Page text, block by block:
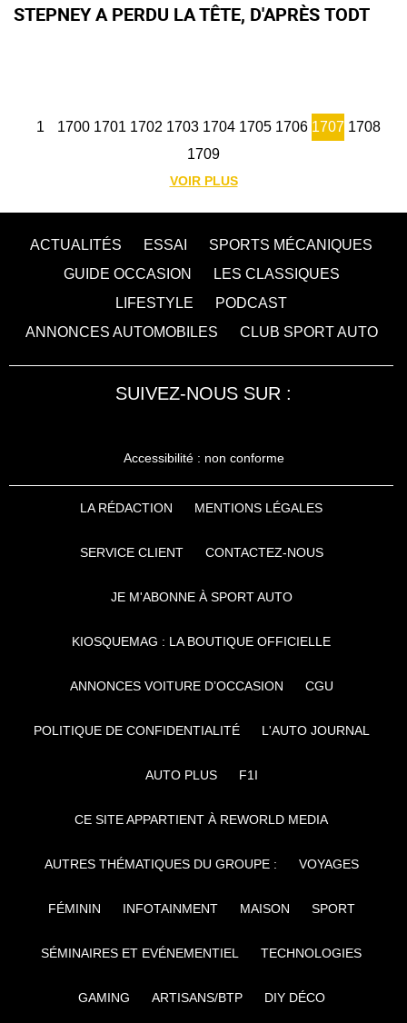
STEPNEY A PERDU LA TÊTE, D'APRÈS TODT
1 1700 1701 1702 1703 1704 1705 1706 1707 1708
1709
VOIR PLUS
ACTUALITÉS ESSAI
SPORTS MÉCANIQUES
GUIDE OCCASION
LES CLASSIQUES
LIFESTYLE
PODCAST
ANNONCES AUTOMOBILES
CLUB SPORT AUTO
SUIVEZ-NOUS SUR :
Accessibilité : non conforme
LA RÉDACTION MENTIONS LÉGALES
SERVICE CLIENT CONTACTEZ-NOUS
JE M'ABONNE À SPORT AUTO
KIOSQUEMAG : LA BOUTIQUE OFFICIELLE
ANNONCES VOITURE D’OCCASION CGU
POLITIQUE DE CONFIDENTIALITÉ L'AUTO JOURNAL
AUTO PLUS F1I
CE SITE APPARTIENT À REWORLD MEDIA
AUTRES THÉMATIQUES DU GROUPE : VOYAGES
FÉMININ INFOTAINMENT MAISON SPORT
SÉMINAIRES ET EVÉNEMENTIEL TECHNOLOGIES
GAMING ARTISANS/BTP DIY DÉCO